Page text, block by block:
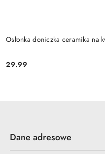
Osłonka doniczka ceramika na
Cena:
29.99
Dane adresowe